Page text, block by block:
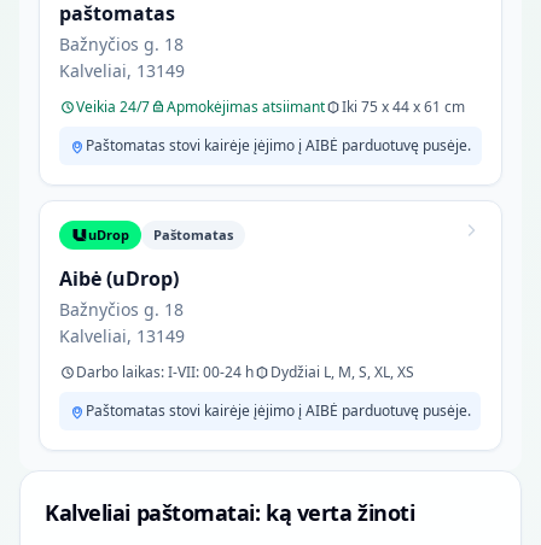
paštomatas
Bažnyčios g. 18
Kalveliai, 13149
Veikia 24/7 Apmokėjimas atsiimant
Iki 75 x 44 x 61 cm
Paštomatas stovi kairėje įėjimo į AIBĖ parduotuvę pusėje.
uDrop Paštomatas
Aibė (uDrop)
Bažnyčios g. 18
Kalveliai, 13149
Darbo laikas: I-VII: 00-24 h
Dydžiai L, M, S, XL, XS
Paštomatas stovi kairėje įėjimo į AIBĖ parduotuvę pusėje.
Kalveliai paštomatai: ką verta žinoti